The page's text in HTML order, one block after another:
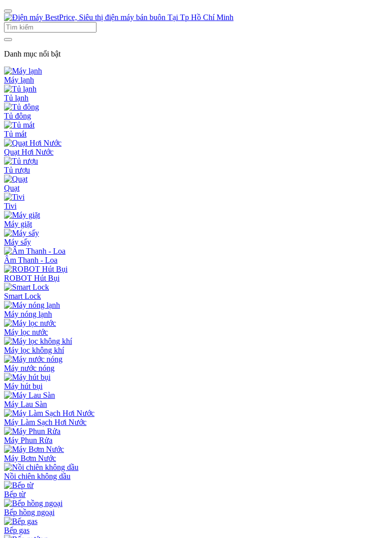
Danh mục nổi bật
Máy lạnh
Tủ lạnh
Tủ đông
Tủ mát
Quạt Hơi Nước
Tủ rượu
Quạt
Tivi
Máy giặt
Máy sấy
Âm Thanh - Loa
ROBOT Hút Bụi
Smart Lock
Máy nóng lạnh
Máy lọc nước
Máy lọc không khí
Máy nước nóng
Máy hút bụi
Máy Lau Sàn
Máy Làm Sạch Hơi Nước
Máy Phun Rửa
Máy Bơm Nước
Nồi chiên không dầu
Bếp từ
Bếp hồng ngoại
Bếp gas